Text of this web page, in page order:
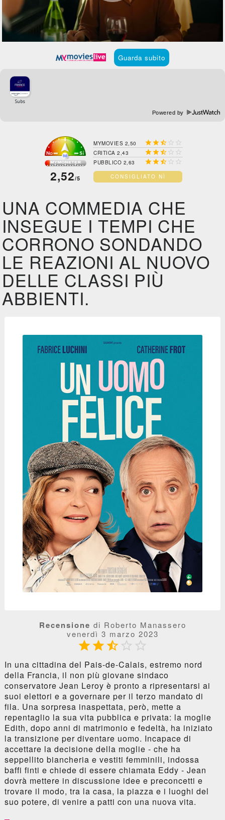
Guarda subito
Powered by
2,52/5
MYMOVIES 2,50   
CRITICA 2,43   
PUBBLICO 2,63   
CONSIGLIATO NÌ
UNA COMMEDIA CHE
INSEGUE I TEMPI CHE
CORRONO SONDANDO
LE REAZIONI AL NUOVO
DELLE CLASSI PIÙ
ABBIENTI.
Recensione di Roberto Manassero
venerdì 3 marzo 2023
  
In una cittadina del Pais-de-Calais, estremo nord
della Francia, il non più giovane sindaco
conservatore Jean Leroy è pronto a ripresentarsi ai
suoi elettori e a governare per il terzo mandato di
fila. Una sorpresa inaspettata, però, mette a
repentaglio la sua vita pubblica e privata: la moglie
Edith, dopo anni di matrimonio e fedeltà, ha iniziato
la transizione per diventare uomo. Incapace di
accettare la decisione della moglie - che ha
seppellito biancheria e vestiti femminili, indossa
baffi finti e chiede di essere chiamata Eddy - Jean
dovrà mettere in discussione idee e preconcetti e
trovare il modo, tra la casa, la piazza e i luoghi del
suo potere, di venire a patti con una nuova vita.